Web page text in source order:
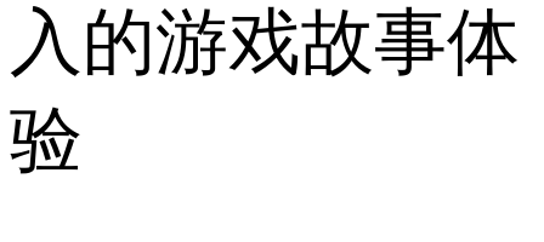
入的游戏故事体
验